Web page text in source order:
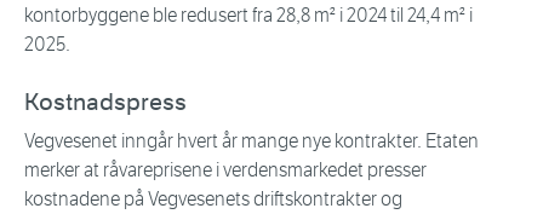
kontorbyggene ble redusert fra 28,8 m² i 2024 til 24,4 m² i
2025.
Kostnadspress
Vegvesenet inngår hvert år mange nye kontrakter. Etaten
merker at råvareprisene i verdensmarkedet presser
kostnadene på Vegvesenets driftskontrakter og